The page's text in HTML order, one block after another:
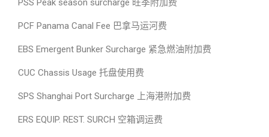
PSS Peak season surcharge 旺季附加费
PCF Panama Canal Fee 巴拿马运河费
EBS Emergent Bunker Surcharge 紧急燃油附加费
CUC Chassis Usage 托盘使用费
SPS Shanghai Port Surcharge 上海港附加费
ERS EQUIP. REST. SURCH 空箱调运费